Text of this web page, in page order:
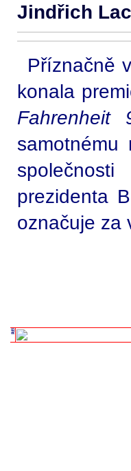
Jindřich
Příznačně
konala
Fahrenheit
prezidenta
označuje za